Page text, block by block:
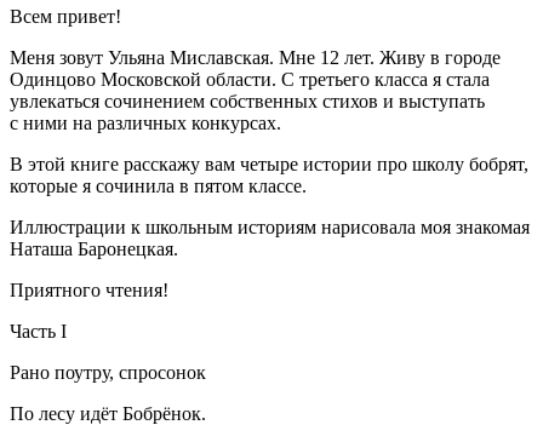
Всем привет!
Меня зовут Ульяна Миславская. Мне 12 лет. Живу в городе
Одинцово Московской области. С третьего класса я стала
увлекаться сочинением собственных стихов и выступать
с ними на различных конкурсах.
В этой книге расскажу вам четыре истории про школу бобрят,
которые я сочинила в пятом классе.
Иллюстрации к школьным историям нарисовала моя знакомая
Наташа Баронецкая.
Приятного чтения!
Часть I
Рано поутру, спросонок
По лесу идёт Бобрёнок.